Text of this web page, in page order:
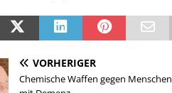
VORHERIGER
Chemische Waffen gegen Menschen